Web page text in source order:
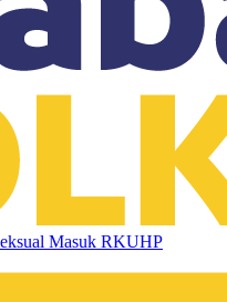
Masuk RKUHP